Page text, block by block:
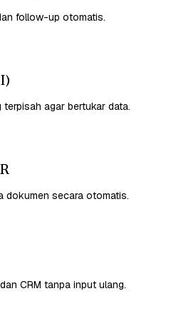
follow-up otomatis.
agar bertukar data.
dokumen secara otomatis.
CRM tanpa input ulang.